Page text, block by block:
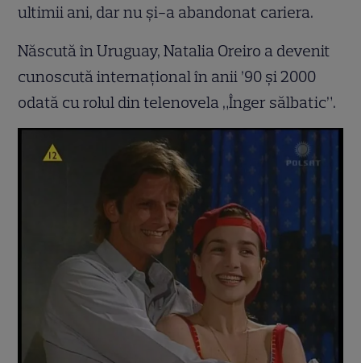
ultimii ani, dar nu și-a abandonat cariera.
Născută în Uruguay, Natalia Oreiro a devenit
cunoscută internațional în anii ’90 și 2000
odată cu rolul din telenovela „Înger sălbatic”.